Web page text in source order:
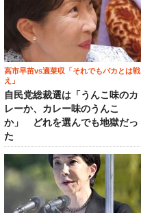
高市早苗vs適菜収「それでもバカとは戦
え」
自民党総裁選は「うんこ味のカ
レーか、カレー味のうんこ
か」 どれを選んでも地獄だっ
た